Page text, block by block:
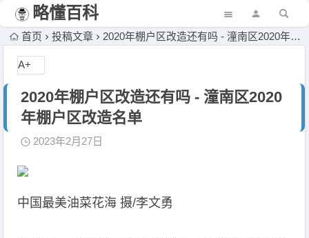
略懂百科
首页 投稿文章 2020年棚户区改造还有吗 - 潼南区2020年棚户区改造名单
2020年棚户区改造还有吗 - 潼南区2020
年棚户区改造名单
2023年2月27日
中国最美油菜花海 摄/李文勇
A+